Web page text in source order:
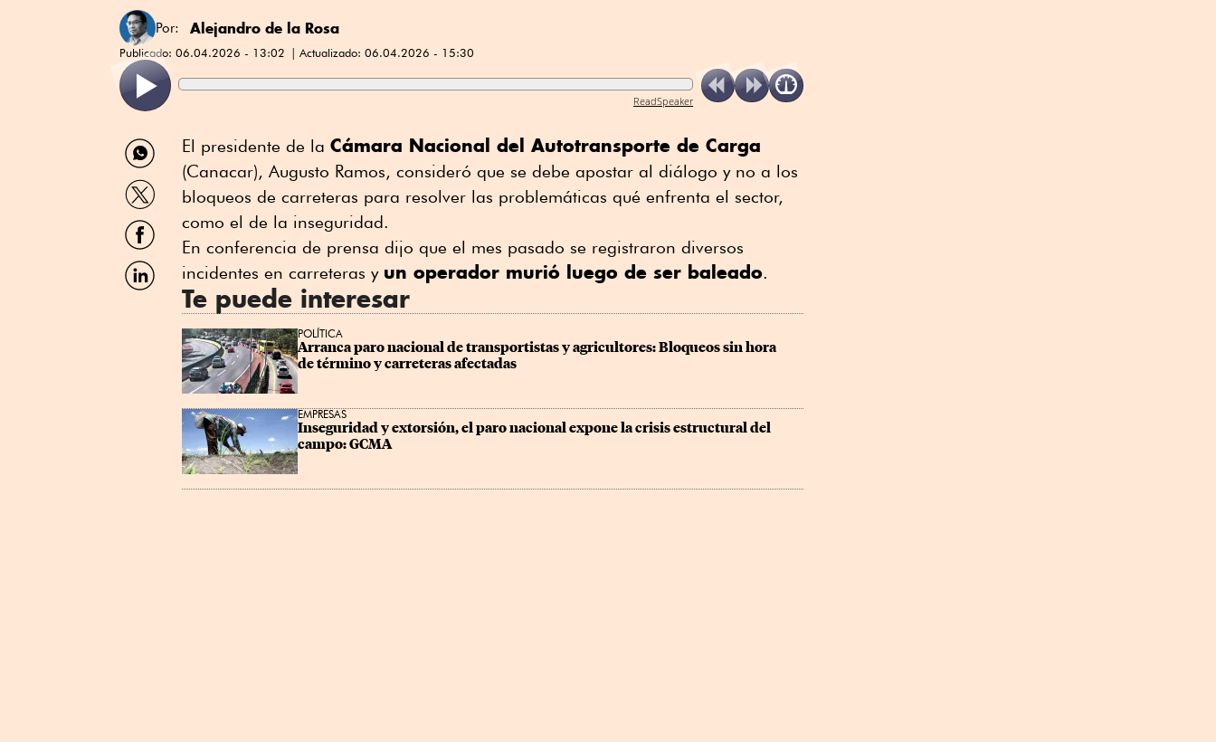
Por: Alejandro de la Rosa
Publicado: 06.04.2026 - 13:02 Actualizado: 06.04.2026 - 15:30
ReadSpeaker
Compartir
por
WhatsApp
Compartir
por
Twitter
Compartir
por
Facebook
Compartir
por
El presidente de la Cámara Nacional del Autotransporte de Carga
(Canacar), Augusto Ramos, consideró que se debe apostar al diálogo y no a los
bloqueos de carreteras para resolver las problemáticas qué enfrenta el sector,
como el de la inseguridad.
En conferencia de prensa dijo que el mes pasado se registraron diversos
incidentes en carreteras y un operador murió luego de ser baleado.
Te puede interesar
POLÍTICA
Arranca paro nacional de transportistas y agricultores: Bloqueos sin hora
de término y carreteras afectadas
EMPRESAS
Inseguridad y extorsión, el paro nacional expone la crisis estructural del
campo: GCMA